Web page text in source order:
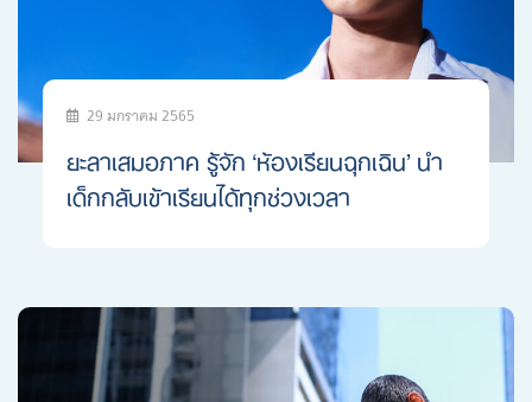
29 มกราคม 2565
ยะลาเสมอภาค รู้จัก ‘ห้องเรียนฉุกเฉิน’ นำ
เด็กกลับเข้าเรียนได้ทุกช่วงเวลา